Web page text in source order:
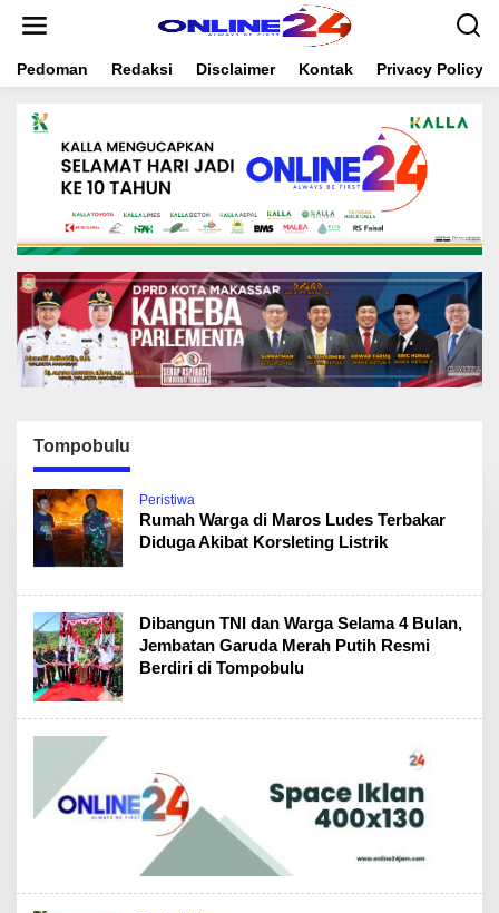
t
Pedoman Redaksi Disclaimer Kontak Privacy Policy
Tompobulu
Peristiwa
Rumah Warga di Maros Ludes Terbakar
Diduga Akibat Korsleting Listrik
Dibangun TNI dan Warga Selama 4 Bulan,
Jembatan Garuda Merah Putih Resmi
Berdiri di Tompobulu